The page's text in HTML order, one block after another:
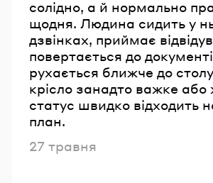
солідно, а й нормально
щодня. Людина сидить у
дзвінках, приймає
повертається до
рухається ближче до
крісло занадто важке або
статус швидко відходить
план.
Опубліковано
27 травня